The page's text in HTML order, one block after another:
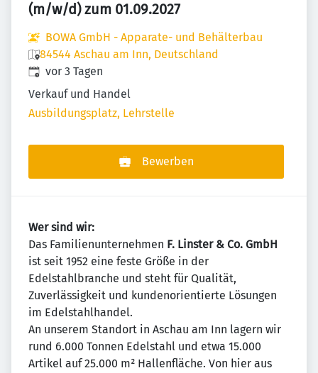
(m/w/d) zum 01.09.2027
BOWA GmbH - Apparate- und Behälterbau
84544 Aschau am Inn, Deutschland
Veröffentlicht:
vor 3 Tagen
Verkauf und Handel
Ausbildungsplatz, Lehrstelle
Bewerben
Wer sind wir:
Das Familienunternehmen F. Linster & Co. GmbH
ist seit 1952 eine feste Größe in der
Edelstahlbranche und steht für Qualität,
Zuverlässigkeit und kundenorientierte Lösungen
im Edelstahlhandel.
An unserem Standort in Aschau am Inn lagern wir
rund 6.000 Tonnen Edelstahl und etwa 15.000
Artikel auf 25.000 m² Hallenfläche. Von hier aus